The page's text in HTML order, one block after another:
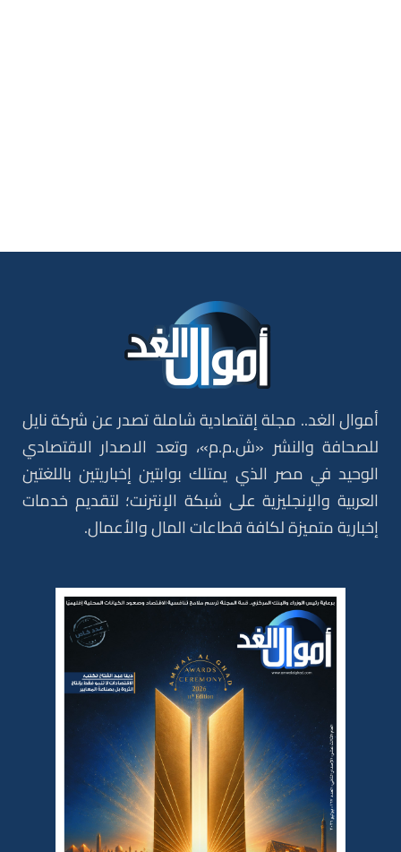
أموال الغد.. مجلة إقتصادية شاملة تصدر عن شركة نايل
للصحافة والنشر «ش.م.م»، وتعد الاصدار الاقتصادي
الوحيد في مصر الذي يمتلك بوابتين إخباريتين باللغتين
العربية والإنجليزية على شبكة الإنترنت؛ لتقديم خدمات
إخبارية متميزة لكافة قطاعات المال والأعمال.